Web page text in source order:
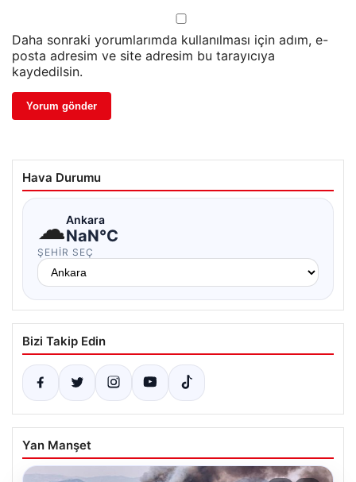
Daha sonraki yorumlarımda kullanılması için adım, e-
posta adresim ve site adresim bu tarayıcıya
kaydedilsin.
Hava Durumu
☁Ankara
NaN°C
ŞEHIR SEÇ
Bizi Takip Edin
Yan Manşet